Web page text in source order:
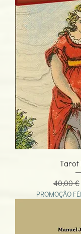
Tarot
Preço
40,00 €
PROMOÇÃO